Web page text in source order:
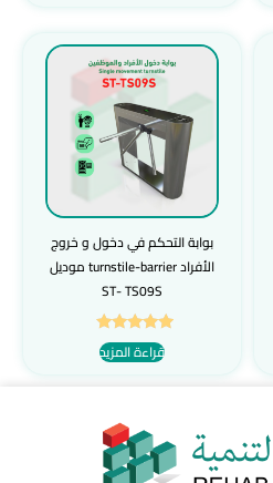
بوابة التحكم في دخول و خروج
الأفراد turnstile-barrier موديل
ST- TS09S
تم التقييم
5.00
قراءة المزيد